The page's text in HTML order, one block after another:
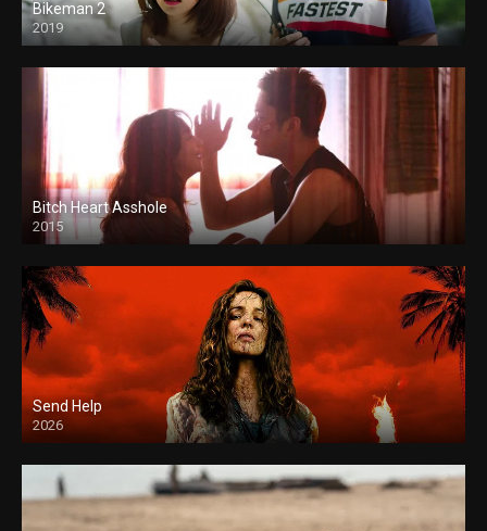
Bikeman 2
2019
Bitch Heart Asshole
2015
Send Help
2026